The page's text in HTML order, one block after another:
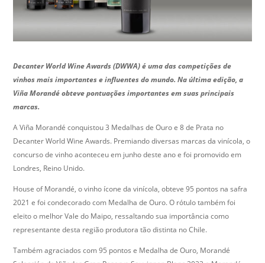
Decanter World Wine Awards (DWWA) é uma das competições de
vinhos mais importantes e influentes do mundo. Na última edição, a
Viña Morandé obteve pontuações importantes em suas principais
marcas.
A Viña Morandé conquistou 3 Medalhas de Ouro e 8 de Prata no
Decanter World Wine Awards. Premiando diversas marcas da vinícola, o
concurso de vinho aconteceu em junho deste ano e foi promovido em
Londres, Reino Unido.
House of Morandé, o vinho ícone da vinícola, obteve 95 pontos na safra
2021 e foi condecorado com Medalha de Ouro. O rótulo também foi
eleito o melhor Vale do Maipo, ressaltando sua importância como
representante desta região produtora tão distinta no Chile.
Também agraciados com 95 pontos e Medalha de Ouro, Morandé